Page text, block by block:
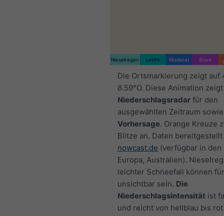
Nieselregen Leicht Moderat Stark
Die Ortsmarkierung zeigt auf
8.59°O. Diese Animation
Niederschlagsradar für den
ausgewählten Zeitraum
Vorhersage. Orange Kreuze
Blitze an. Daten
nowcast.de (verfügbar in den
Europa, Australien).
leichter Schneefall können
unsichtbar sein. Die
Niederschlagsintensität ist
und reicht von hellblau bis